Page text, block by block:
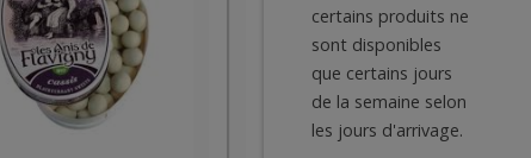
certains produits ne
sont disponibles
que certains jours
de la semaine selon
les jours d'arrivage.